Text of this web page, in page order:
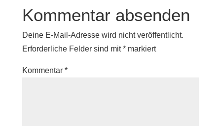
Kommentar absenden
Deine E-Mail-Adresse wird nicht veröffentlicht.
Erforderliche Felder sind mit*markiert
Kommentar *